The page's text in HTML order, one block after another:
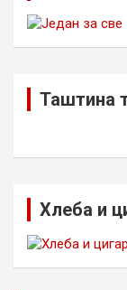
Таштина
Хлеба и